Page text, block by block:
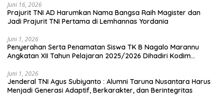
Juni 16, 2026
Prajurit TNI AD Harumkan Nama Bangsa Raih Magister dan
Jadi Prajurit TNI Pertama di Lemhannas Yordania
Juni 1, 2026
Penyerahan Serta Penamatan Siswa TK B Nagalo Marannu
Angkatan XII Tahun Pelajaran 2025/2026 Dihadiri Kodim
Juni 1, 2026
Jenderal TNI Agus Subiyanto : Alumni Taruna Nusantara Harus
Menjadi Generasi Adaptif, Berkarakter, dan Berintegritas